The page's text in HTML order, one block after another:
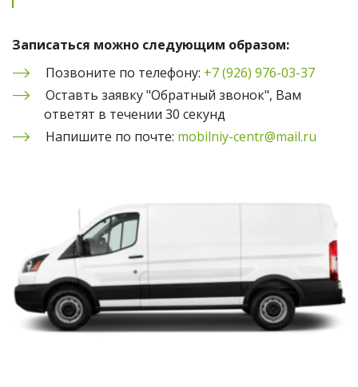
Записаться можно следующим образом:
Позвоните по телефону: +7 (926) 976-03-37
Оставть заявку "Обратный звонок", Вам
ответят в течении 30 секунд
Напишите по почте: mobilniy-centr@mail.ru